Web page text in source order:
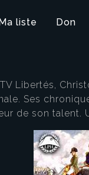
liste Don
Libertés,
Ses
de son talent.